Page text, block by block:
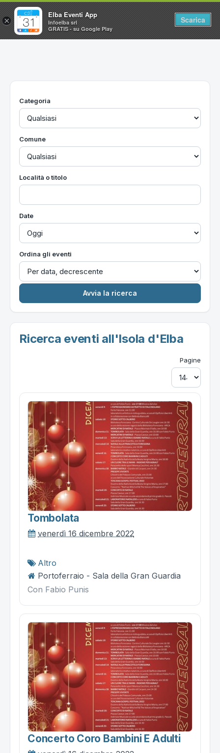
Home
Utilità
Categoria
Comune
Località o titolo
Date
Ordina gli eventi
Ricerca eventi all'Isola d'Elba
Pagine
Tombolata
venerdì 16 dicembre 2022
Altro
Portoferraio - Sala della Gran Guardia
Con Fabio Punis
Concerto Coro Bambini E Adulti
×
Elba Eventi App
Infoelba srl
GRATIS - su Google Play
Scarica